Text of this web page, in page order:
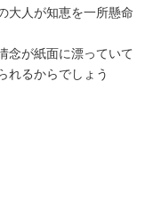
大人が知恵を一所懸命
念が紙面に漂っていて
れるからでしょう